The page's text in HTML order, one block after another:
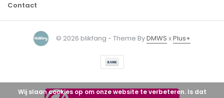
Contact
© 2026 blikfang - Theme ByDMWS xPlus+
Wij slaan cookies op om onze website te verbeteren. Is dat